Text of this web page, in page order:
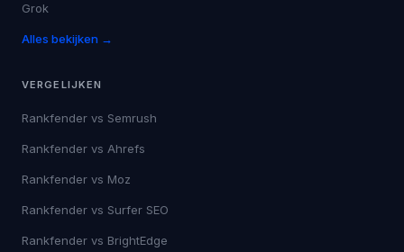
Grok
Alles bekijken →
VERGELIJKEN
Rankfender vs Semrush
Rankfender vs Ahrefs
Rankfender vs Moz
Rankfender vs Surfer SEO
Rankfender vs BrightEdge